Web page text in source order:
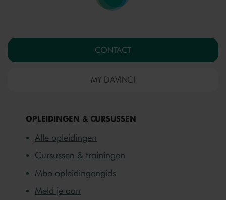
OPLEIDINGEN & CURSUSSEN
Alle opleidingen
Cursussen & trainingen
Mbo opleidingengids
Meld je aan
CONTACT
MY DAVINCI